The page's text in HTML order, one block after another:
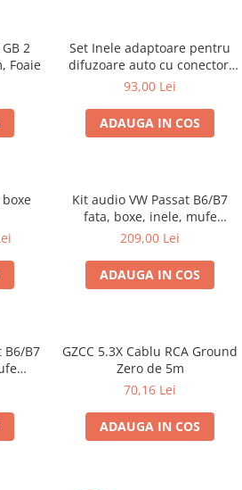
2
Foaie
Set Inele adaptoare pentru
difuzoare auto cu conectori
VW Passat B6 fata
93,00 Lei
ADAUGA IN COS
boxe
Kit audio VW Passat B6/B7
fata, boxe, inele, mufe
adaptoare Excalibur X172
209,00 Lei
ADAUGA IN COS
B6/B7
GZCC 5.3X Cablu RCA Ground
Zero de 5m
70,16 Lei
ADAUGA IN COS